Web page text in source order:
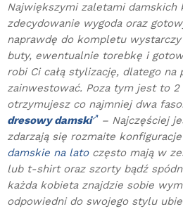
Największymi zaletami damskich
zdecydowanie wygoda oraz
naprawdę do kompletu
buty, ewentualnie torebkę i
robi Ci całą stylizację, dlatego
zainwestować. Poza tym jest to 2
otrzymujesz co najmniej dwa
dresowy damski – Najczęściej
zdarzają się rozmaite
damskie na latoczęsto mają w
lub t-shirt oraz szorty bądź
każda kobieta znajdzie sobie
odpowiedni do swojego stylu